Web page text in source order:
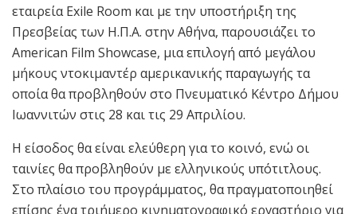
εταιρεία Exile Room και με την υποστήριξη της
Πρεσβείας των Η.Π.Α. στην Αθήνα, παρουσιάζει το
American Film Showcase, μια επιλογή από μεγάλου
μήκους ντοκιμαντέρ αμερικανικής παραγωγής τα
οποία θα προβληθούν στο Πνευματικό Κέντρο Δήμου
Ιωαννιτών στις 28 και τις 29 Απριλίου.
Η είσοδος θα είναι ελεύθερη για το κοινό, ενώ οι
ταινίες θα προβληθούν με ελληνικούς υπότιτλους.
Στο πλαίσιο του προγράμματος, θα πραγματοποιηθεί
επίσης ένα τριήμερο κινηματογραφικό εργαστήριο για